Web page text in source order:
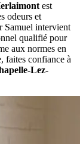
est
odeurs et
Samuel intervient
qualifié pour
aux normes en
faites confiance à
Lez-